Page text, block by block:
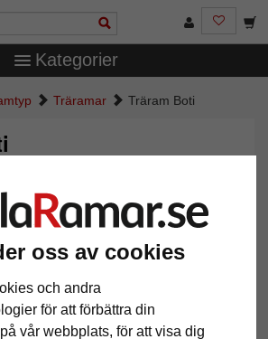
oss av cookies
och andra
för att förbättra din
vår webbplats, för att visa dig
Kategorier
Träramar Träram Boti